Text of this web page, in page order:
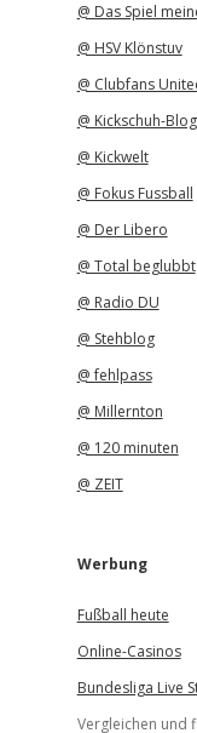
@ Das Spiel
@ HSV Klönstuv
@ Clubfans
@ Kickschuh-Blog
@ Kickwelt
@ Fokus Fussball
@ Der Libero
@ Total beglubbt
@ Radio DU
@ Stehblog
@ fehlpass
@ Millernton
@ 120 minuten
@ ZEIT
Werbung
Fußball heute
Online-Casinos
Bundesliga Live
Vergleichen und